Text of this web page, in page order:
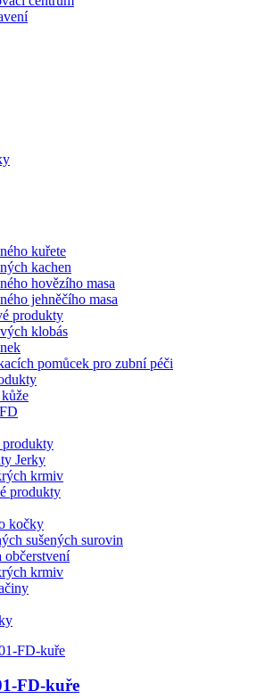
kuřete
kachen
hovězího masa
jehněčího masa
produkty
klobás
pomůcek pro zubní péči
produkty
Jerky
krmiv
produkty
kočky
sušených surovin
občerstvení
krmiv
FD-kuře